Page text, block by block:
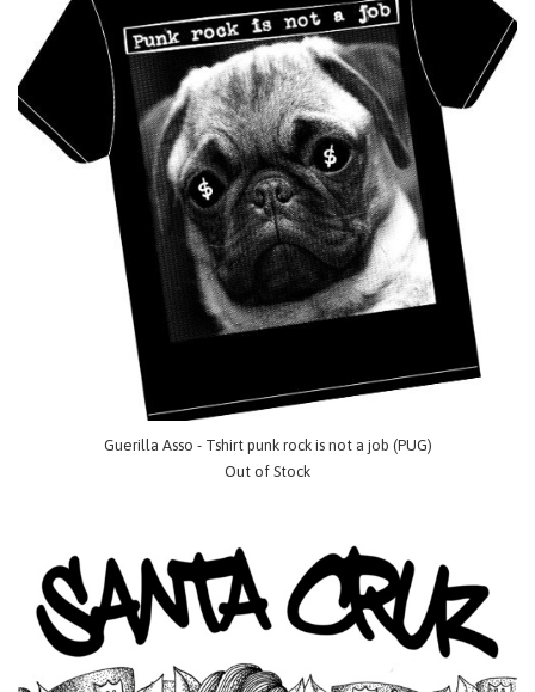
Guerilla Asso - Tshirt punk rock is not a job (PUG)
Out of Stock